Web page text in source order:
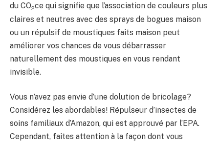
du CO2ce qui signifie que l’association de couleurs plus
claires et neutres avec des sprays de bogues maison
ou un répulsif de moustiques faits maison peut
améliorer vos chances de vous débarrasser
naturellement des moustiques en vous rendant
invisible.
Vous n’avez pas envie d’une dolution de bricolage?
Considérez les abordables! Répulseur d’insectes de
soins familiaux d’Amazon, qui est approuvé par l’EPA.
Cependant, faites attention à la façon dont vous